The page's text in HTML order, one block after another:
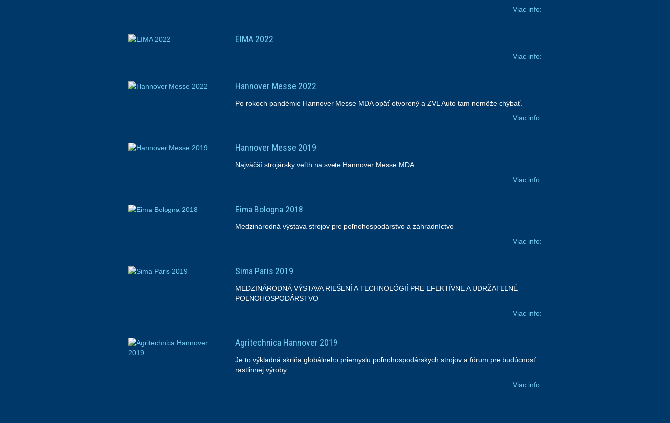
Viac info:
EIMA 2022
Viac info:
Hannover Messe 2022
Po rokoch pandémie Hannover Messe MDA opäť otvorený a ZVL Auto tam nemôže chýbať.
Viac info:
Hannover Messe 2019
Najväčší strojársky veľth na svete Hannover Messe MDA.
Viac info:
Eima Bologna 2018
Medzinárodná výstava strojov pre poľnohospodárstvo a záhradníctvo
Viac info:
Sima Paris 2019
MEDZINÁRODNÁ VÝSTAVA RIEŠENÍ A TECHNOLÓGIÍ PRE EFEKTÍVNE A UDRŽATEĽNÉ
POĽNOHOSPODÁRSTVO
Viac info:
Agritechnica Hannover 2019
Je to výkladná skriňa globálneho priemyslu poľnohospodárskych strojov a fórum pre budúcnosť
rastlinnej výroby.
Viac info: